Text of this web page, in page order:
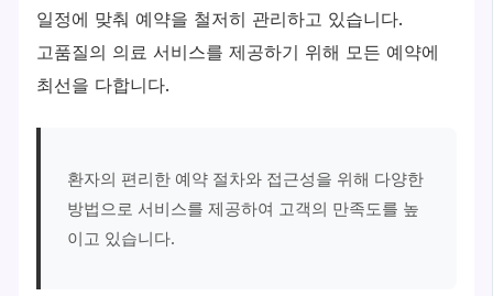
일정에 맞춰 예약을 철저히 관리하고 있습니다.
고품질의 의료 서비스를 제공하기 위해 모든 예약에
최선을 다합니다.
환자의 편리한 예약 절차와 접근성을 위해 다양한
방법으로 서비스를 제공하여 고객의 만족도를 높
이고 있습니다.